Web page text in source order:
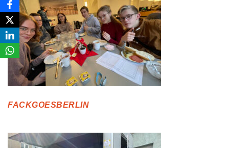
FACKGOESBERLIN